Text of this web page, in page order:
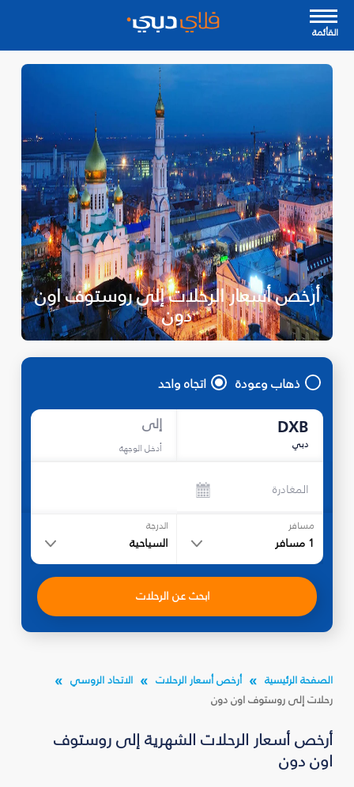
القأئمة
أرخص أسعار الرحلات إلى روستوف اون
دون
ذهاب وعودة اتجاه واحد
DXB
دبي
إلى
أدخل الوجهة
المغادرة
مسافر
1 مسافر
الدرجة
السياحية
ابحث عن الرحلات
الصفحة الرئيسية أرخص أسعار الرحلات
الاتحاد الروسي
رحلات إلى روستوف اون دون
أرخص أسعار الرحلات الشهرية إلى روستوف
اون دون